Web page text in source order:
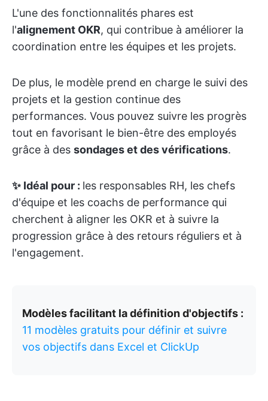
L'une des fonctionnalités phares est
l'alignement OKR, qui contribue à améliorer la
coordination entre les équipes et les projets.
De plus, le modèle prend en charge le suivi des
projets et la gestion continue des
performances. Vous pouvez suivre les progrès
tout en favorisant le bien-être des employés
grâce à des sondages et des vérifications.
✨ Idéal pour : les responsables RH, les chefs
d'équipe et les coachs de performance qui
cherchent à aligner les OKR et à suivre la
progression grâce à des retours réguliers et à
l'engagement.
Modèles facilitant la définition d'objectifs :
11 modèles gratuits pour définir et suivre
vos objectifs dans Excel et ClickUp